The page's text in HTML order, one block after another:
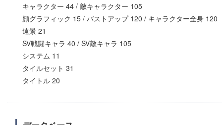
キャラクター 44 / 敵キャラクター 105
顔グラフィック 15 / バストアップ 120 / キャラクター全身 120
遠景 21
SV戦闘キャラ 40 / SV敵キャラ 105
システム 11
タイルセット 31
タイトル 20